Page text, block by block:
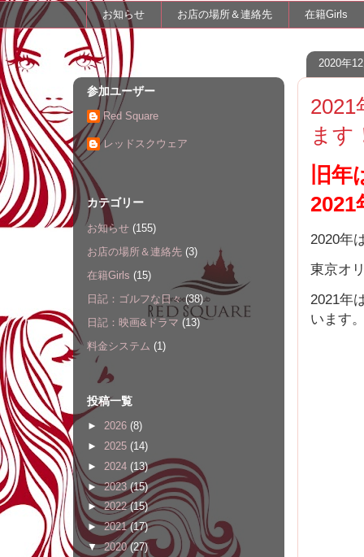
お知らせ お店の場所＆連絡先 在籍Girls
2020年
ます
旧
2021
2020年
東京オ
2021年
います
参加ユーザー
Red Square
レッドスクウェア
カテゴリー
お知らせ (155)
お店の場所＆連絡先 (3)
在籍Girls (15)
日記：ゴルフな日々 (38)
日記：映画&ドラマ (13)
料金システム (1)
投稿一覧
► 2026 (8)
► 2025 (14)
► 2024 (13)
►2023(15)
►2022(15)
►2021(17)
▼2020(27)